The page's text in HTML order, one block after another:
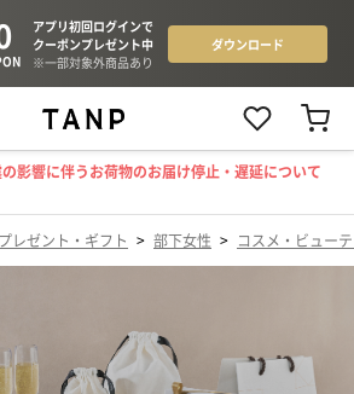
の影響に伴うお荷物のお届け停止・遅延について
レゼント・ギフト > 部下女性 > コスメ・ビュー